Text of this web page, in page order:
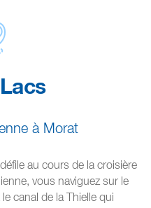
à Morat
au cours de la croisière
vous naviguez sur le
canal de la Thielle qui